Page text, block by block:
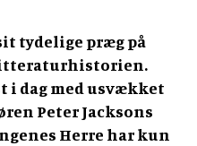
tydelige præg på
dag med usvækket
Peter Jacksons
Herre har kun